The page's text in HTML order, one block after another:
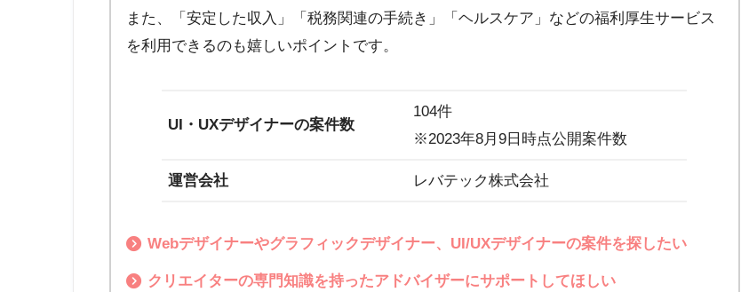
また、「安定した収入」「税務関連の手続き」「ヘルスケア」などの福利厚生サービス
を利用できるのも嬉しいポイントです。
UI・UXデザイナーの案件数
104件
※2023年8月9日時点公開案件数
運営会社 レバテック株式会社
Webデザイナーやグラフィックデザイナー、UI/UXデザイナーの案件を探したい
クリエイターの専門知識を持ったアドバイザーにサポートしてほしい